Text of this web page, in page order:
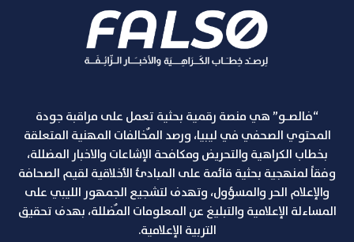
“فالصـو” هي منصة رقمية بحثية تعمل على مراقبة جودة
المحتوي الصحفي في ليبيا، ورصد المٌخالفات المهنية المتعلقة
بخطاب الكراهية والتحريض ومكافحة الإشاعات والاخبار المضللة،
وفقاً لمنهجية بحثية قائمة على المبادئ الأخلاقية لقيم الصحافة
والإعلام الحر والمسؤول، وتهدف لتشجيع الجمهور الليبي على
المساءلة الإعلامية والتبليغ عن المعلومات المٌضللة، بهدف تحقيق
التربية الإعلامية.